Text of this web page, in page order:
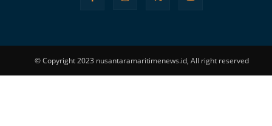
© Copyright 2023 nusantaramaritimenews.id, All right reserved